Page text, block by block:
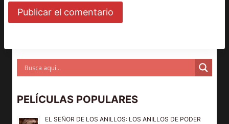
PELÍCULAS POPULARES
EL SEÑOR DE LOS ANILLOS: LOS ANILLOS DE PODER